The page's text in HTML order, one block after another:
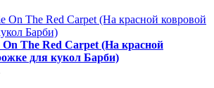
The Red Carpet (На красной
для кукол Барби)